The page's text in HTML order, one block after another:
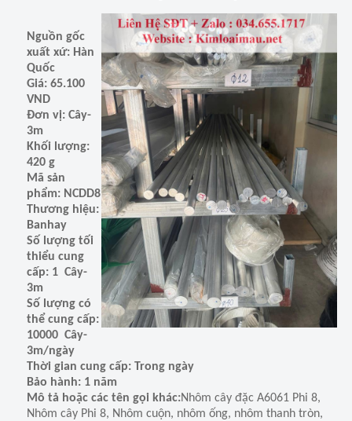
Nguồn gốc
xuất xứ: Hàn
Quốc
Giá: 65.100
VND
Đơn vị: Cây-
3m
Khối lượng:
420 g
Mã sản
phẩm: NCDD8
Thương hiệu:
Banhay
Số lượng tối
thiểu cung
cấp: 1 Cây-
3m
Số lượng có
thể cung cấp:
10000 Cây-
3m/ngày
Thời gian cung cấp: Trong ngày
Bảo hành: 1 năm
Mô tả hoặc các tên gọi khác:Nhôm cây đặc A6061 Phi 8,
Nhôm cây Phi 8, Nhôm cuộn, nhôm ống, nhôm thanh tròn,